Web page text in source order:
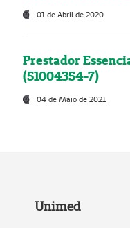
01 de Abril de 2020
Prestador
(51004354-7)
04 de Maio de 2021
Unimed